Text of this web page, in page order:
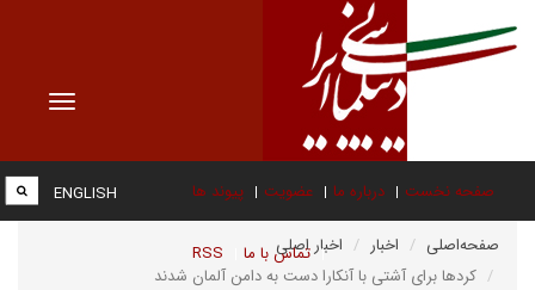
Toggle
صفحه نخست درباره ما عضویت پیوند ها
تماس با ما RSS
ENGLISH
صفحه‌اصلی اخبار
اخبار اصلی
کردها برای آشتی با آنکارا دست به دامن آلمان شدند